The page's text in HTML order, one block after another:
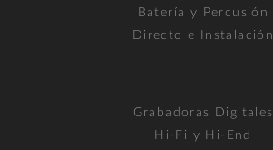
Batería y Percusión
Directo e Instalación
Grabadoras Digitales
Hi-Fi y Hi-End